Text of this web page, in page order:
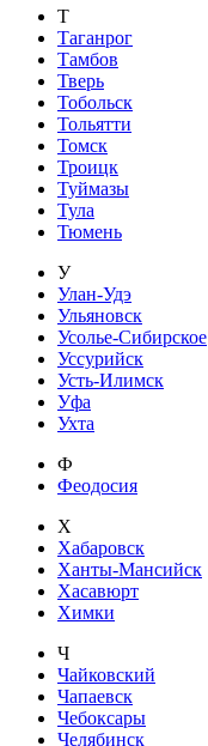
Т
Таганрог
Тамбов
Тверь
Тобольск
Тольятти
Томск
Троицк
Туймазы
Тула
Тюмень
У
Улан-Удэ
Ульяновск
Усолье-Сибирское
Уссурийск
Усть-Илимск
Уфа
Ухта
Ф
Феодосия
Х
Хабаровск
Ханты-Мансийск
Хасавюрт
Химки
Ч
Чайковский
Чапаевск
Чебоксары
Челябинск